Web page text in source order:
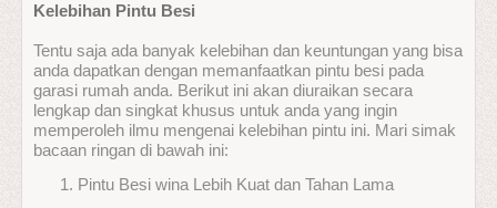
Kelebihan Pintu Besi
Tentu saja ada banyak kelebihan dan keuntungan yang bisa
anda dapatkan dengan memanfaatkan pintu besi pada
garasi rumah anda. Berikut ini akan diuraikan secara
lengkap dan singkat khusus untuk anda yang ingin
memperoleh ilmu mengenai kelebihan pintu ini. Mari simak
bacaan ringan di bawah ini:
Pintu Besi wina Lebih Kuat dan Tahan Lama